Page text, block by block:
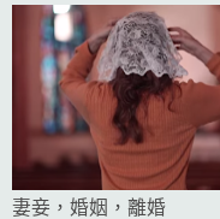
妻妾，婚姻，離婚